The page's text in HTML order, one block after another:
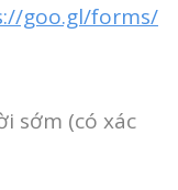
goo.gl/forms/
sớm (có xác